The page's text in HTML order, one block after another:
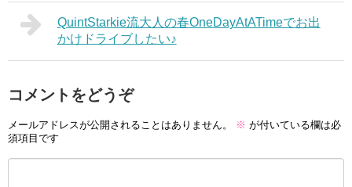
QuintStarkie流大人の春OneDayAtATimeでお出
かけドライブしたい♪
コメントをどうぞ
メールアドレスが公開されることはありません。 ※ が付いている欄は必
須項目です